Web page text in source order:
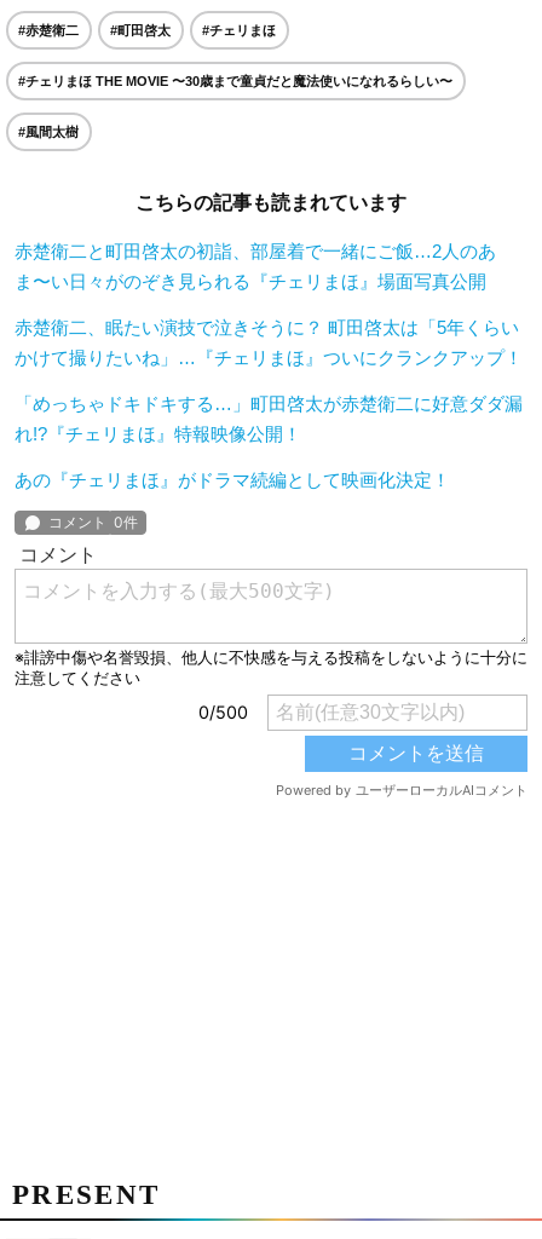
#赤楚衛二 #町田啓太 #チェリまほ
#チェリまほ THE MOVIE 〜30歳まで童貞だと魔法使いになれるらしい〜
#風間太樹
こちらの記事も読まれています
赤楚衛二と町田啓太の初詣、部屋着で一緒にご飯…2人のあ
ま〜い日々がのぞき見られる『チェリまほ』場面写真公開
赤楚衛二、眠たい演技で泣きそうに？ 町田啓太は「5年くらい
かけて撮りたいね」…『チェリまほ』ついにクランクアップ！
「めっちゃドキドキする…」町田啓太が赤楚衛二に好意ダダ漏
れ!?『チェリまほ』特報映像公開！
あの『チェリまほ』がドラマ続編として映画化決定！
PRESENT